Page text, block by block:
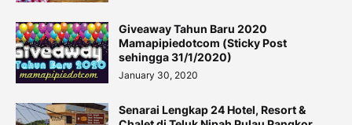
Giveaway Tahun Baru 2020
Mamapipiedotcom (Sticky Post
sehingga 31/1/2020)
January 30, 2020
Senarai Lengkap 24 Hotel, Resort &